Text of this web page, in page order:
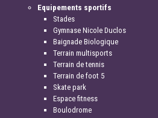
Equipements sportifs
Stades
Gymnase Nicole Duclos
Baignade Biologique
Terrain multisports
Terrain de tennis
Terrain de foot 5
Skate park
Espace fitness
Boulodrome